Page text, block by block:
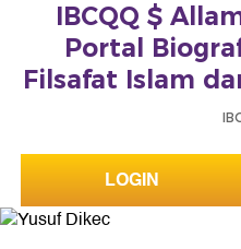
Loading...IBCQQ $
Portal
Filsafat Islam
LOGIN